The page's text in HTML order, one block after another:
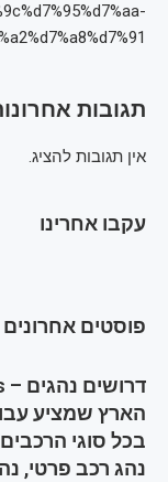
תגובות
אין תגובות להציג.
עקבו אחרינו
פוסטים אחרונים
הארץ שמציע
בכל סוגי
נהג רכב פרטי,